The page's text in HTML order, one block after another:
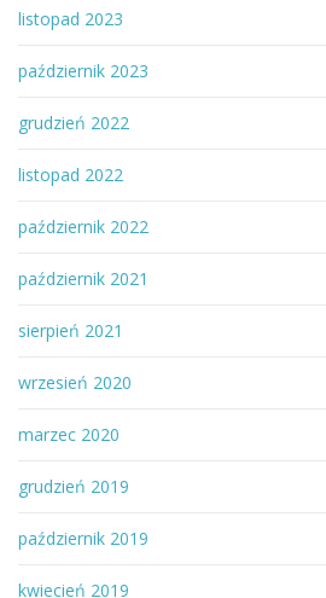
listopad 2023
październik 2023
grudzień 2022
listopad 2022
październik 2022
październik 2021
sierpień 2021
wrzesień 2020
marzec 2020
grudzień 2019
październik 2019
kwiecień 2019